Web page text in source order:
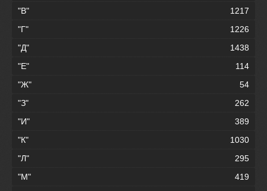
"В"
1217
"Г"
1226
"Д"
1438
"Е"
114
"Ж"
54
"З"
262
"И"
389
"К"
1030
"Л"
295
"М"
419